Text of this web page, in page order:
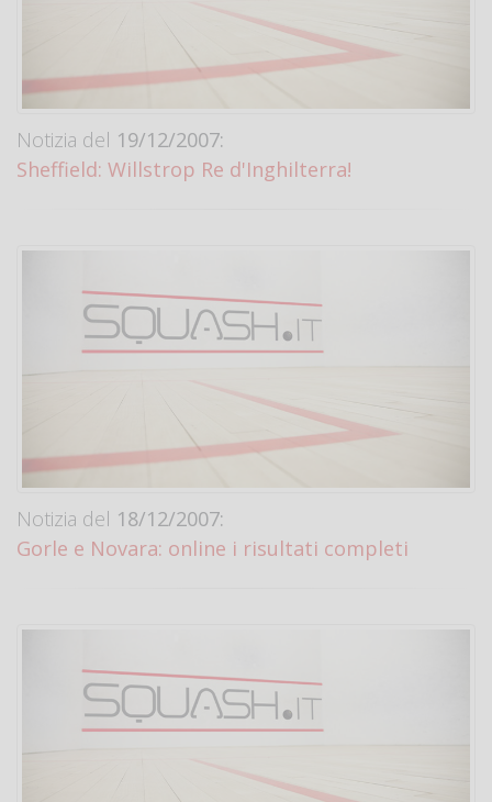
Notizia del 19/12/2007:
Sheffield: Willstrop Re d'Inghilterra!
Notizia del 18/12/2007:
Gorle e Novara: online i risultati completi